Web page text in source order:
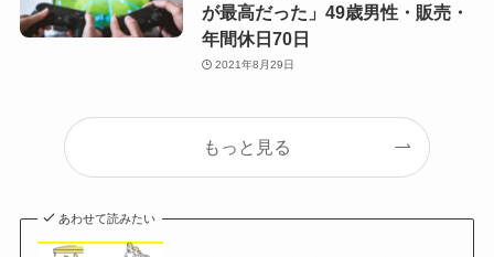
が最高だった」49歳男性・販売・
年間休日70日
2021年8月29日
もっと見る
あわせて読みたい